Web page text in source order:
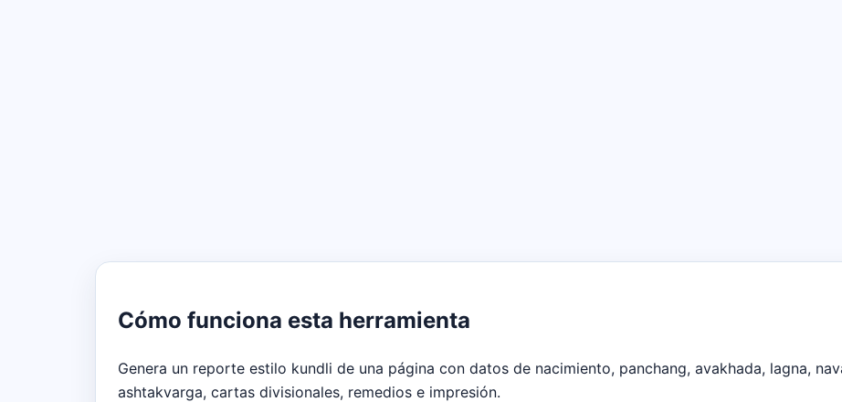
Cómo funciona esta herramienta
Genera un reporte estilo kundli de una página con datos de nacimiento, panchang, avakhada, lagna,
ashtakvarga, cartas divisionales, remedios e impresión.